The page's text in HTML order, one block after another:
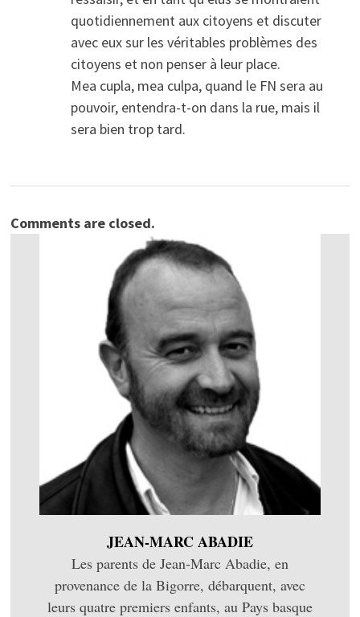
quotidiennement aux citoyens et discuter
avec eux sur les véritables problèmes des
citoyens et non penser à leur place.
Mea cupla, mea culpa, quand le FN sera au
pouvoir, entendra-t-on dans la rue, mais il
sera bien trop tard.
Comments are closed.
JEAN-MARC ABADIE
Les parents de Jean-Marc Abadie, en
provenance de la Bigorre, débarquent, avec
leurs quatre premiers enfants, au Pays basque